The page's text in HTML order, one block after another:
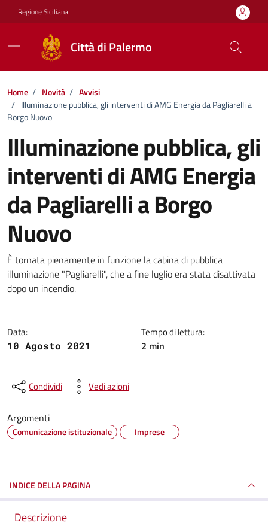
Vai ai contenuti
Vai al footer
Regione Siciliana
Città di Palermo
Home / Novità / Avvisi
/ Illuminazione pubblica, gli interventi di AMG Energia da Pagliarelli a
Borgo Nuovo
Illuminazione pubblica, gli
interventi di AMG Energia
da Pagliarelli a Borgo
Nuovo
Dettagli della notizia
È tornata pienamente in funzione la cabina di pubblica
illuminazione "Pagliarelli", che a fine luglio era stata disattivata
dopo un incendio.
Data:
10 Agosto 2021
Tempo di lettura:
2 min
Condividi Vedi azioni
Argomenti
Comunicazione istituzionale Imprese
INDICE DELLA PAGINA
Descrizione